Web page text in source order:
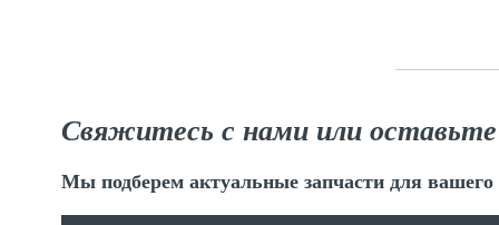
Свяжитесь с нами или оставьте
Мы подберем актуальные запчасти для вашего